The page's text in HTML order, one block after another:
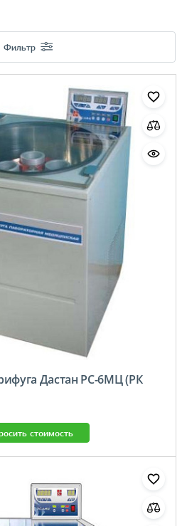
Фильтр
Дастан РС-6МЦ (РК
стоимость